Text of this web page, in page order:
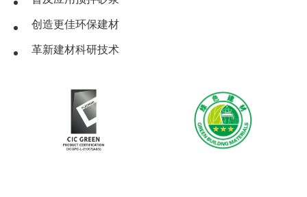
创造更佳环保建材
革新建材科研技术